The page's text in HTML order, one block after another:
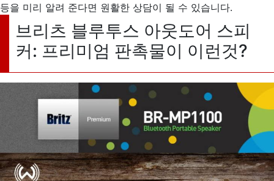
등을 미리 알려 준다면 원활한 상담이 될 수 있습니다.
브리츠 블루투스 아웃도어 스피
커: 프리미엄 판촉물이 이런것?